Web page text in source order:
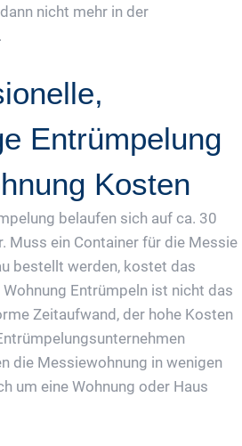
nicht mehr in der
Entrümpelung
Kosten
belaufen sich auf ca. 30
Muss ein Container für die Messie
bestellt werden, kostet das
Entrümpeln ist nicht das
Zeitaufwand, der hohe Kosten
die Messiewohnung in wenigen
um eine Wohnung oder Haus